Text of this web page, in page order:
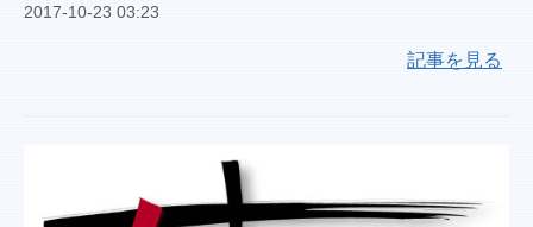
2017-10-23 03:23
記事を見る